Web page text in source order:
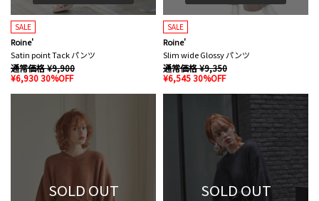
SALE
Roine'
Satin point Tack パンツ
通常価格 ¥9,900
¥6,930 30%OFF
SALE
Roine'
Slim wide Glossy パンツ
通常価格 ¥9,350
¥6,545 30%OFF
SOLD OUT SOLD OUT